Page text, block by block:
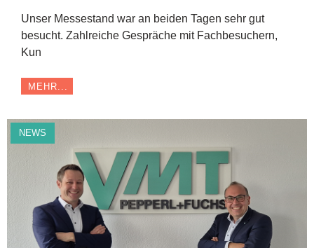
Unser Messestand war an beiden Tagen sehr gut
besucht. Zahlreiche Gespräche mit Fachbesuchern,
Kun
MEHR...
NEWS